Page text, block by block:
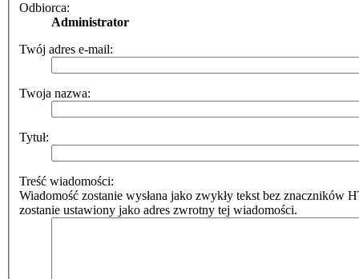
Odbiorca:
Administrator
Twój adres e-mail:
Twoja nazwa:
Tytuł:
Treść wiadomości:
Wiadomość zostanie wysłana jako zwykły tekst bez znaczników
zostanie ustawiony jako adres zwrotny tej wiadomości.